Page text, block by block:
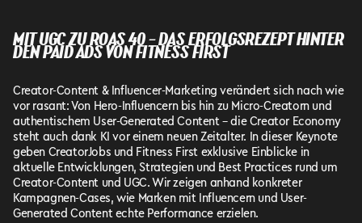
MIT UGC ZU ROAS 40 – DAS ERFOLGSREZEPT HINTER
DEN PAID ADS VON FITNESS FIRST
Creator-Content & Influencer-Marketing verändert sich nach wie
vor rasant: Von Hero-Influencern bis hin zu Micro-Creatorn und
authentischem User-Generated Content – die Creator Economy
steht auch dank KI vor einem neuen Zeitalter. In dieser Keynote
geben CreatorJobs und Fitness First exklusive Einblicke in
aktuelle Entwicklungen, Strategien und Best Practices rund um
Creator-Content und UGC. Wir zeigen anhand konkreter
Kampagnen-Cases, wie Marken mit Influencern und User-
Generated Content echte Performance erzielen.